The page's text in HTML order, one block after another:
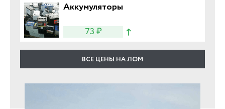
Аккумуляторы
73 ₽
ВСЕ ЦЕНЫ НА ЛОМ